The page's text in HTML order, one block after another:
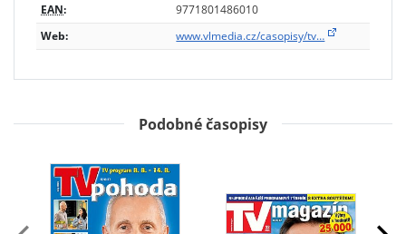
EAN:
9771801486010
Web:
www.vlmedia.cz/casopisy/tv…
Podobné časopisy